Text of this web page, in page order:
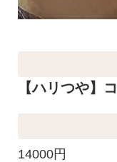
【ハリつや】
14000円